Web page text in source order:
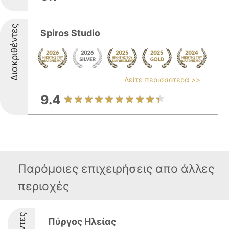
Διακριθέντες Spiros Studio
Δείτε περισσότερα >>
9.4
Παρόμοιες επιχειρήσεις απο άλλες
περιοχές
Πύργος Ηλείας